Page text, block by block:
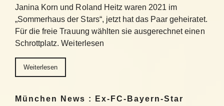
Janina Korn und Roland Heitz waren 2021 im
„Sommerhaus der Stars“, jetzt hat das Paar geheiratet.
Für die freie Trauung wählten sie ausgerechnet einen
Schrottplatz. Weiterlesen
Weiterlesen
München News : Ex-FC-Bayern-Star